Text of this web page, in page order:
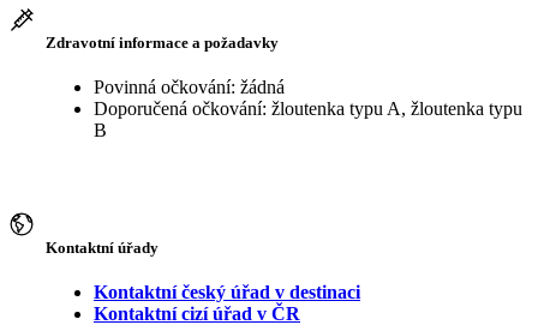
Zdravotní informace a požadavky
Povinná očkování: žádná
Doporučená očkování: žloutenka typu A, žloutenka typu
B
Kontaktní úřady
Kontaktní český úřad v destinaci
Kontaktní cizí úřad v ČR